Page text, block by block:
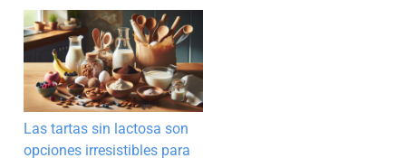
Las tartas sin lactosa son
opciones irresistibles para